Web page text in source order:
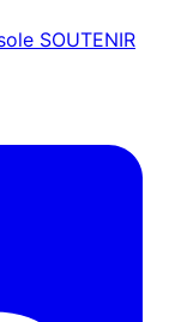
SOUTENIR